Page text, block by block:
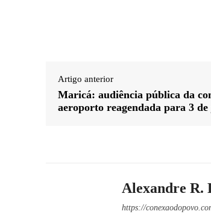
Artigo anterior
Maricá: audiência pública da
aeroporto reagendada para 3
Alexandre R.
https://